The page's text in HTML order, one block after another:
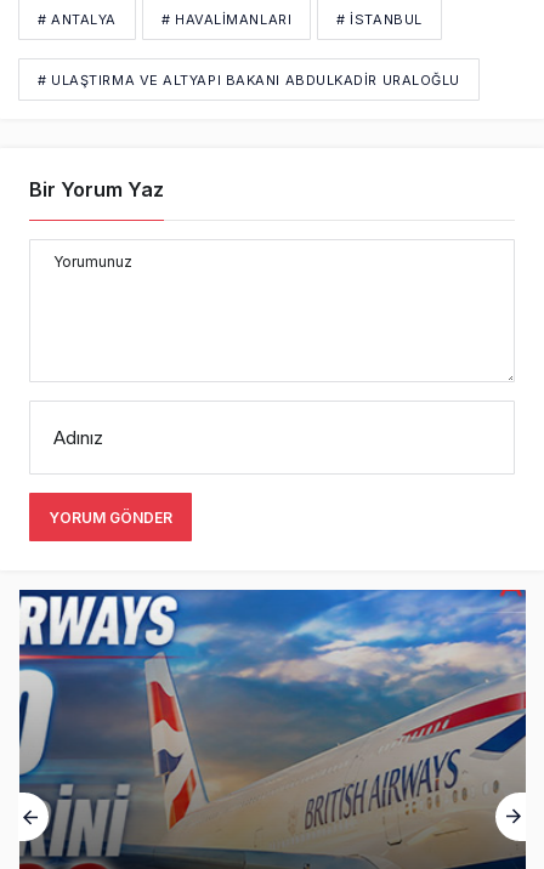
# ANTALYA # HAVALIMANLARI # İSTANBUL
# ULAŞTIRMA VE ALTYAPI BAKANI ABDULKADIR URALOĞLU
Bir Yorum Yaz
Yorumunuz
Adınız
YORUM GÖNDER